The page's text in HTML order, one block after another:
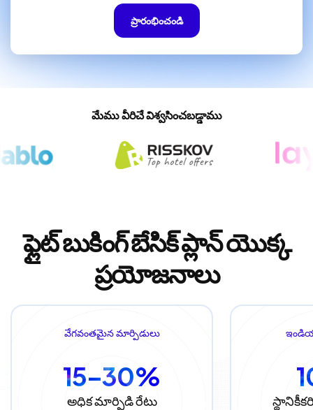
ప్రారంభించండి
మేము వీరిచే విశ్వసించబడ్డాము
ఫ్లైట్ బుకింగ్ బేసిక్ ప్లాన్ యొక్క
ప్రయోజనాలు
వేగవంతమైన మార్పిడులు
15–30%
అధిక మార్పిడి రేటు